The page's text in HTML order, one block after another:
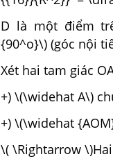
D là một điểm
{90^o}\) (góc nội
Xét hai tam giác
+) \(\widehat A\)
+) \(\widehat
\( \Rightarrow